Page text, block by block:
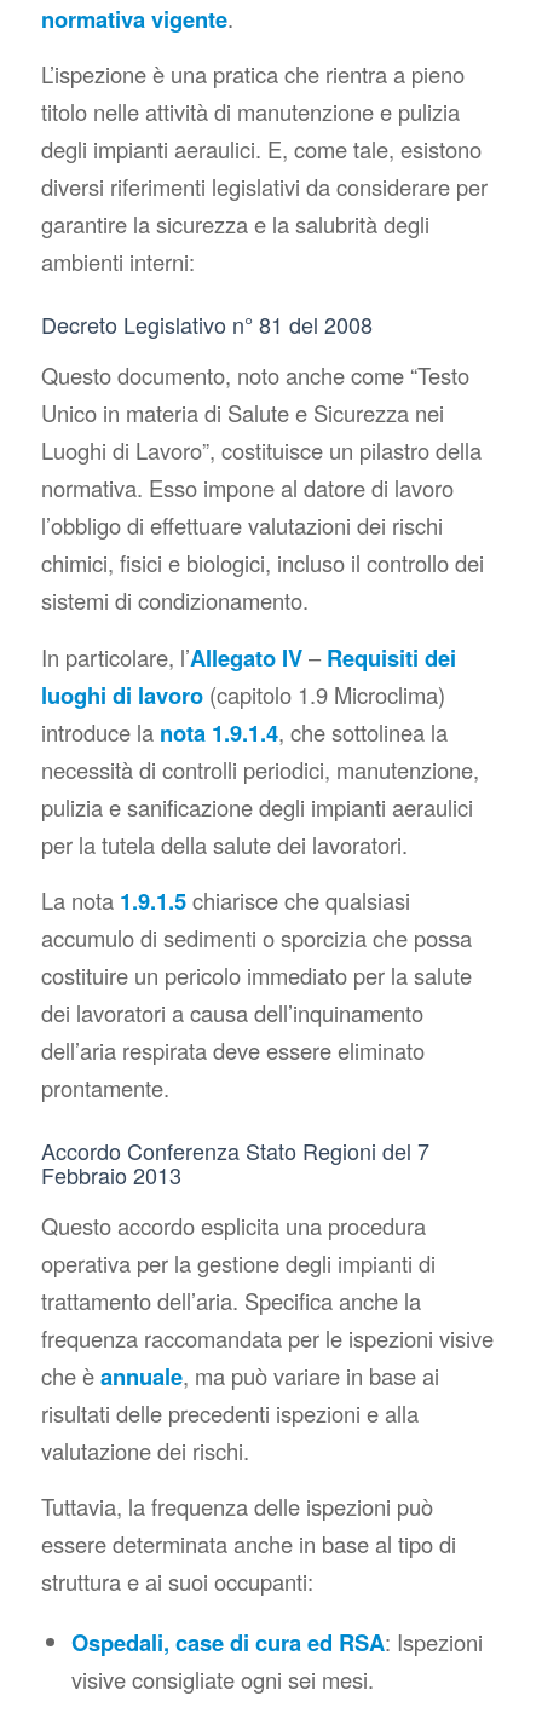
normativa vigente.
L’ispezione è una pratica che rientra a pieno
titolo nelle attività di manutenzione e pulizia
degli impianti aeraulici. E, come tale, esistono
diversi riferimenti legislativi da considerare per
garantire la sicurezza e la salubrità degli
ambienti interni:
Decreto Legislativo n° 81 del 2008
Questo documento, noto anche come “Testo
Unico in materia di Salute e Sicurezza nei
Luoghi di Lavoro”, costituisce un pilastro della
normativa. Esso impone al datore di lavoro
l’obbligo di effettuare valutazioni dei rischi
chimici, fisici e biologici, incluso il controllo dei
sistemi di condizionamento.
In particolare, l’Allegato IV–Requisiti dei
luoghi di lavoro(capitolo 1.9 Microclima)
introduce la nota 1.9.1.4, che sottolinea la
necessità di controlli periodici, manutenzione,
pulizia e sanificazione degli impianti aeraulici
per la tutela della salute dei lavoratori.
La nota 1.9.1.5chiarisce che qualsiasi
accumulo di sedimenti o sporcizia che possa
costituire un pericolo immediato per la salute
dei lavoratori a causa dell’inquinamento
dell’aria respirata deve essere eliminato
prontamente.
Accordo Conferenza Stato Regioni del 7
Febbraio 2013
Questo accordo esplicita una procedura
operativa per la gestione degli impianti di
trattamento dell’aria. Specifica anche la
frequenza raccomandata per le ispezioni visive
che èannuale, ma può variare in base ai
risultati delle precedenti ispezioni e alla
valutazione dei rischi.
Tuttavia, la frequenza delle ispezioni può
essere determinata anche in base al tipo di
struttura e ai suoi occupanti:
Ospedali, case di cura ed RSA: Ispezioni
visive consigliate ogni sei mesi.